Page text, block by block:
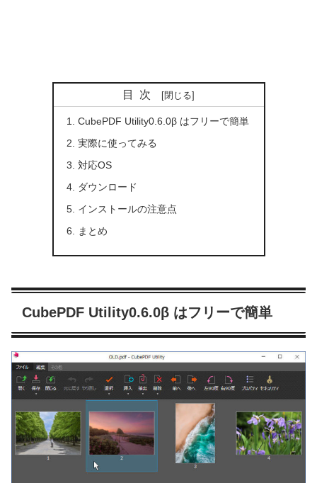
目次
CubePDF Utility0.6.0β はフリーで簡単
実際に使ってみる
対応OS
ダウンロード
インストールの注意点
まとめ
CubePDF Utility0.6.0β はフリーで簡単